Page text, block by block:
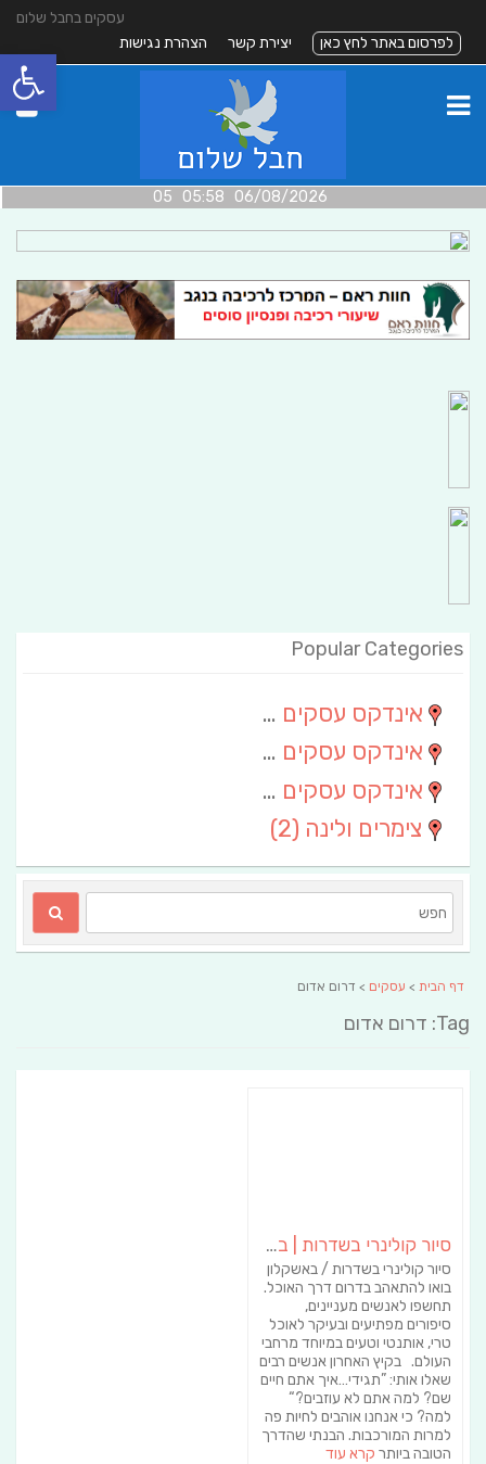
פתח
עסקים בחבל שלום
לפרסום באתר לחץ כאן
יצירת קשר הצהרת נגישות
06/08/2026 05:58 05
Popular Categories
אינדקס עסקים מרחבי
אינדקס עסקים חבל שלום
אינדקס עסקים ארצי
צימרים ולינה (2)
דף הבית > עסקים > דרום אדום
Tag: דרום אדום
סיור קולינרי בשדרות | בדרום
סיור קולינרי בשדרות / באשקלון
בואו להתאהב בדרום דרך האוכל.
תחשפו לאנשים מעניינים,
סיפורים מפתיעים ובעיקר לאוכל
טרי, אותנטי וטעים במיוחד מרחבי
העולם. בקיץ האחרון אנשים רבים
שאלו אותי: ”תגידי…איך אתם חיים
שם? למה אתם לא עוזבים?“
למה? כי אנחנו אוהבים לחיות פה
למרות המורכבות. הבנתי שהדרך
הטובה ביותר קרא עוד